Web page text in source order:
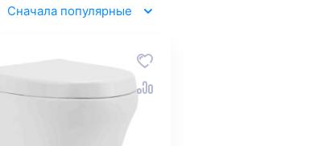
Сначала популярные